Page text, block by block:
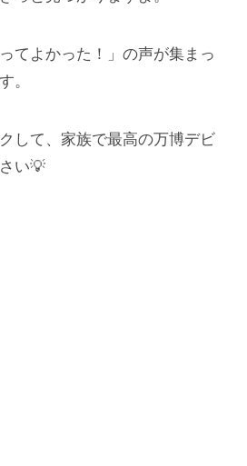
てよかった！」の声が集まっ
。
して、家族で最高の万博デビ
い💡